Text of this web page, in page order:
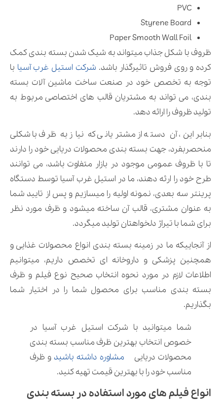
PVC
Styrene Board
Paper Smooth Wall Foil
ظروف با شکل جذاب میتواند به شیک شدن بسته بندی کمک
کرده و روی فروش تاثیرگذار باشد. شرکت استیل غرب آسیا با
توجه به تخصص خود در صنعت ساخت ماشین آلات بسته
بندی، می تواند به مشتریان قالب های اختصاصی مربوط به
تولید ظروف را ارائه دهد.
بنابراین، آن دسته از مشتریانی که نیاز به ظرف با شکلی
منحصربفرد، جهت بسته بندی محصولات دریایی خود را دارند
تا با ظروف عمومی موجود در بازار متفاوت باشد، می توانند
طرح خود را ارئه دهند، ما در استیل غرب آسیا توسط دستگاه
پرینتر سه بعدی، نمونه اولیه را میسازیم و پس از تایید شما
به عنوان مشتری، قالب آن ساخته میشود و ظرف مورد نظر
برای شما با تیراژ دلخواهتان تولید میگردد.
از آنجاییکه ما در زمینه بسته بندی انواع محصولات غذایی و
همچنین پزشکی و داروخانه ای تخصص داریم، میتوانیم
اطلاعات لازم در مورد نحوه انتخاب صحیح نوع فیلم و ظرف
بسته بندی مناسب برای محصول شما را در اختیار شما
بگذاریم.
شما میتوانید با شرکت استیل غرب آسیا در
خصوص انتخاب بهترین ظرف مناسب بسته بندی
محصولات دریایی مشاوره داشته باشید و ظرف
مناسب خود را با بهترین قیمت تهیه کنید.
انواع فیلم های مورد استفاده در بسته بندی